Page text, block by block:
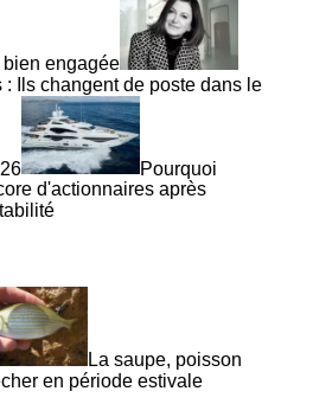
engagée
Ils changent de poste dans le
Pourquoi
d'actionnaires après
La saupe, poisson
en période estivale